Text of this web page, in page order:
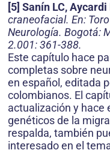
[5] Sanín LC,
craneofacial. En:
Neurología. Bogotá:
2.001: 361-388.
Este capítulo hace
completas sobre
en español, editada
colombianos. El
actualización y hace
genéticos de la
respalda, también
interesado en el